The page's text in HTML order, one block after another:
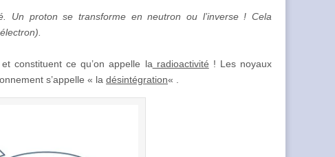
Un proton se transforme en neutron ou l’inverse ! Cela
constituent ce qu’on appelle la radioactivité ! Les noyaux
s’appelle « la désintégration« .